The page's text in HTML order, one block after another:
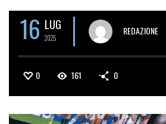
16 LUG
2025
REDAZIONE
0 161 0